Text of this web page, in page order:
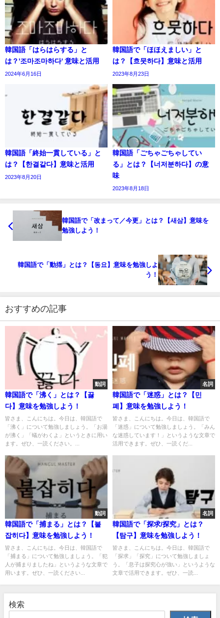
韓国語「はらはらする」と
は？'조마조마하다' 意味と活用
2024年6月16日
韓国語で「ほほえましい」と
は？【흐뭇하다】意味と活用
2023年8月23日
韓国語「終始一貫している」と
は？【한결같다】意味と活用
2023年8月20日
韓国語「ごちゃごちゃしてい
る」とは？【너저분하다】の意
味
2023年8月18日
韓国語で「改まって／今更」とは？【새삼】意味を
勉強しよう！
韓国語で「動揺」とは？【동요】意味を勉強しよ
う！
おすすめの記事
動詞
韓国語で「沸く」とは？【끓
다】意味を勉強しよう！
皆さま、こんにちは。今日は、韓国語で
「沸く」について勉強しましょう。「お湯
が沸く」「蟻がわくよ」というときに用い
ます。ぜひ、一読ください。...
名詞
韓国語で「迷惑」とは？【민
폐】意味を勉強しよう！
皆さま、こんにちは。今日は、韓国語で
「迷惑」について勉強しましょう。「みん
な迷惑しています！」というような文章で
活用できます。ぜひ、一読くだ...
動詞
韓国語で「捕まる」とは？【붙
잡히다】意味を勉強しよう！
皆さま、こんにちは。今日は、韓国語で
「捕まる」について勉強しましょう。「犯
人が捕まりましたね」というような文章で
用います。ぜひ、一読ください...
名詞
韓国語で「探求/探究」とは？
【탐구】意味を勉強しよう！
皆さま、こんにちは。今日は、韓国語で
「探求」「探究」について勉強しましょ
う。「息子は探究心が強い」というような
文章で活用できます。ぜひ、一読...
検索